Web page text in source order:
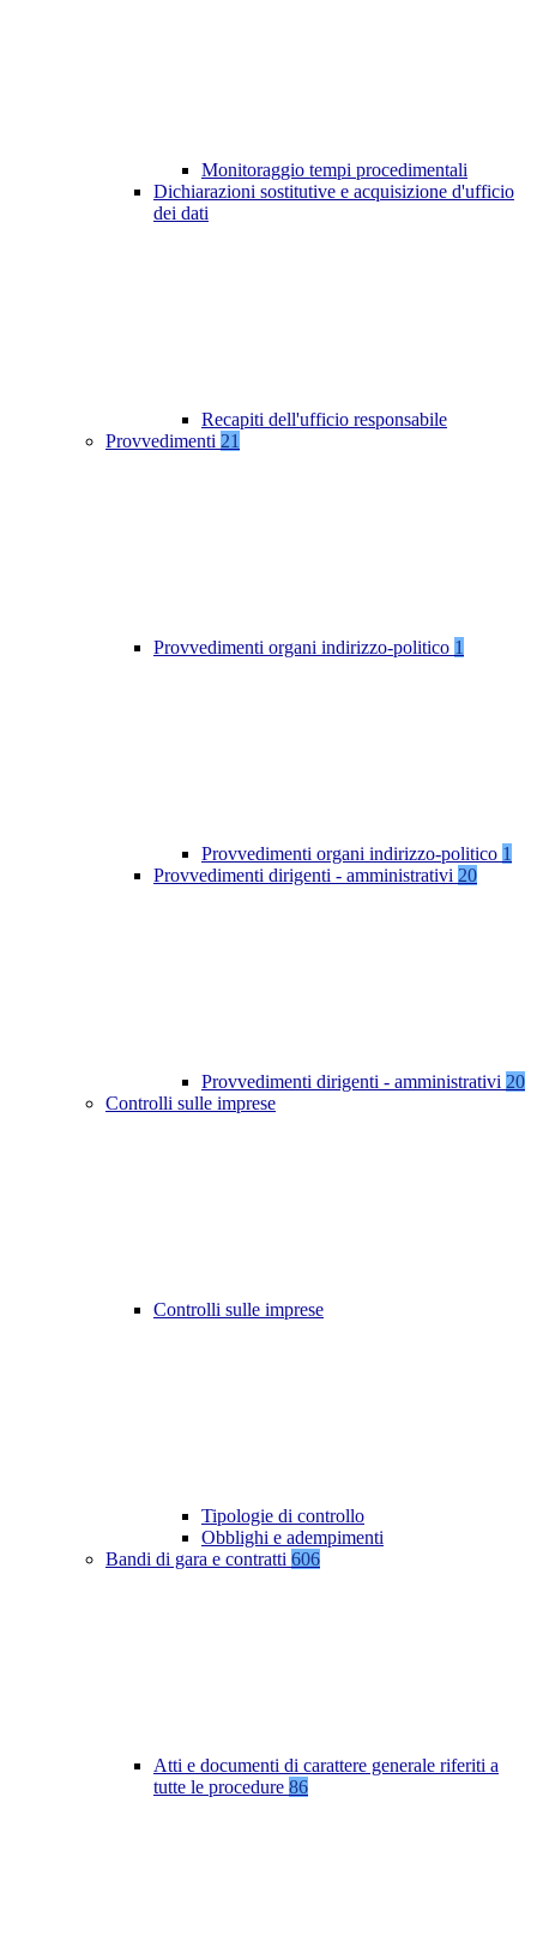
Monitoraggio tempi procedimentali
Dichiarazioni sostitutive e acquisizione d'ufficio
dei dati
Recapiti dell'ufficio responsabile
Provvedimenti 21
Provvedimenti organi indirizzo-politico 1
Provvedimenti organi indirizzo-politico 1
Provvedimenti dirigenti - amministrativi 20
Provvedimenti dirigenti - amministrativi 20
Controlli sulle imprese
Controlli sulle imprese
Tipologie di controllo
Obblighi e adempimenti
Bandi di gara e contratti 606
Atti e documenti di carattere generale riferiti a
tutte le procedure 86